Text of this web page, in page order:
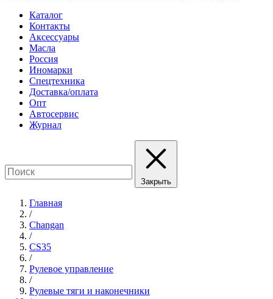
Каталог
Контакты
Аксессуары
Масла
Россия
Иномарки
Спецтехника
Доставка/оплата
Опт
Автосервис
Журнал
Закрыть
Главная
/
Changan
/
CS35
/
Рулевое управление
/
Рулевые тяги и наконечники